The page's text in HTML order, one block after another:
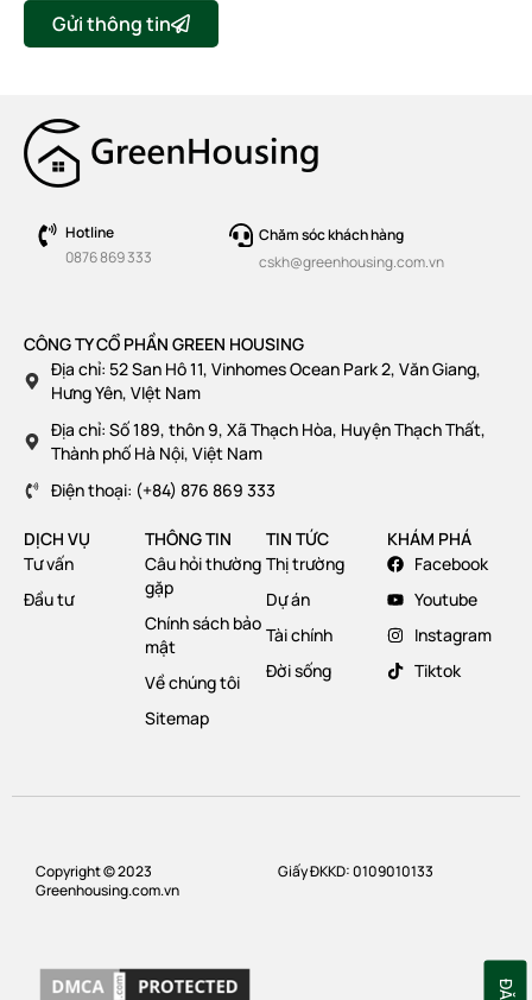
Gửi thông tin
Hotline
0876 869 333
Chăm sóc khách hàng
cskh@greenhousing.com.vn
CÔNG TY CỔ PHẦN GREEN HOUSING
Địa chỉ: 52 San Hô 11, Vinhomes Ocean Park 2, Văn Giang,
Hưng Yên, VIệt Nam
Địa chỉ: Số 189, thôn 9, Xã Thạch Hòa, Huyện Thạch Thất,
Thành phố Hà Nội, Việt Nam
Điện thoại: (+84) 876 869 333
DỊCH VỤ
Tư vấn
Đầu tư
THÔNG TIN
Câu hỏi thường
gặp
Chính sách bảo
mật
Về chúng tôi
Sitemap
TIN TỨC
Thị trường
Dự án
Tài chính
Đời sống
KHÁM PHÁ
Facebook
Youtube
Instagram
Tiktok
Copyright © 2023
Greenhousing.com.vn
Giấy ĐKKD: 0109010133